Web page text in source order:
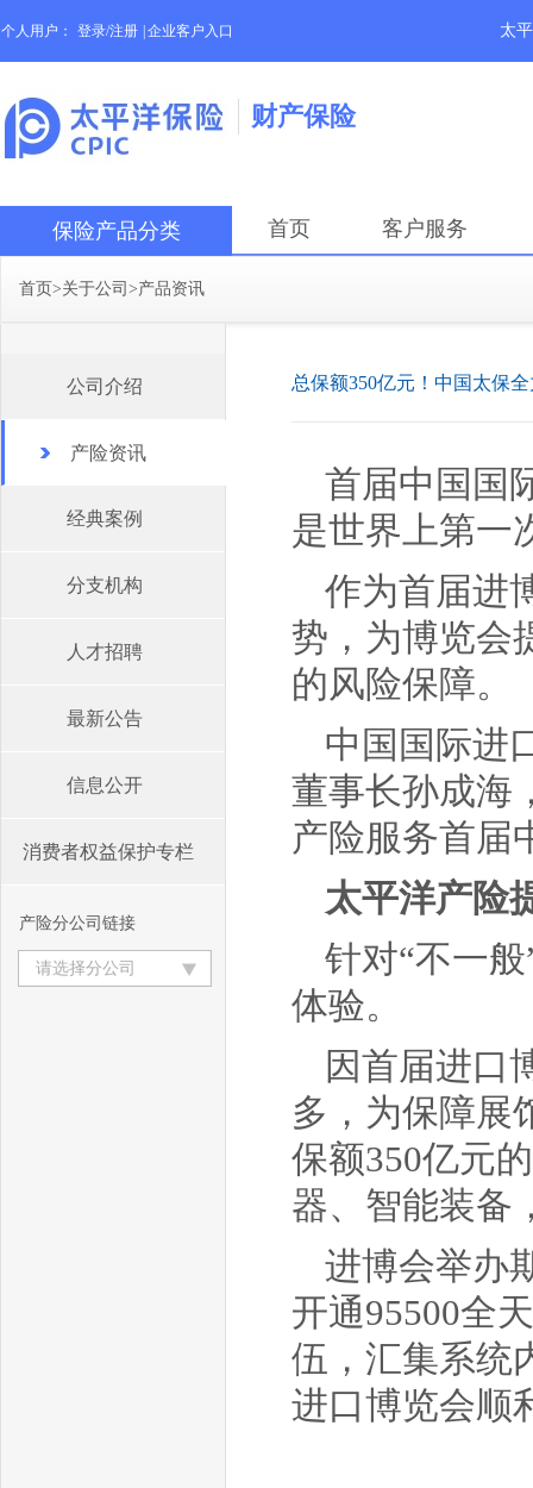
个人用户： 登录/注册 企业客户入口 太
财产保险
保险产品分类 首页 客户服务
首页>关于公司 >产品资讯
公司介绍
产险资讯
经典案例
分支机构
人才招聘
最新公告
信息公开
消费者权益保护专栏
产险分公司链接
请选择分公司
总保额350亿元！中国太保
首届中国国
是世界上第一
作为首届进
势，为博览会
的风险保障。
中国国际进
董事长孙成海
产险服务首届
太平洋产险
针对“不一
体验。
因首届进口
多，为保障展
保额350亿元
器、智能装备
进博会举办
开通95500全
伍，汇集系统
进口博览会顺